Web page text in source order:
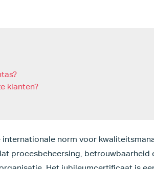
klanten?
norm voor
procesbeheersing,